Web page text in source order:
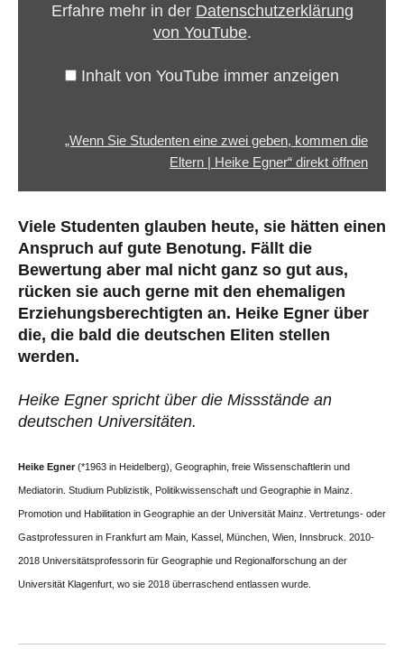
kommenErfahre mehr in der Datenschutzerklärung
von YouTube.
Inhalt von YouTube immer anzeigen
„Wenn Sie Studenten eine zwei geben, kommen die
Eltern | Heike Egner“ direkt öffnen
Viele Studenten glauben heute, sie hätten einen
Anspruch auf gute Benotung. Fällt die
Bewertung aber mal nicht ganz so gut aus,
rücken sie auch gerne mit den ehemaligen
Erziehungsberechtigten an. Heike Egner über
die, die bald die deutschen Eliten stellen
werden.
Heike Egner spricht über die Missstände an
deutschen Universitäten.
Heike Egner(*1963 in Heidelberg), Geographin, freie Wissenschaftlerin und
Mediatorin. Studium Publizistik, Politikwissenschaft und Geographie in Mainz.
Promotion und Habilitation in Geographie an der Universität Mainz. Vertretungs- oder
Gastprofessuren in Frankfurt am Main, Kassel, München, Wien, Innsbruck. 2010-
2018 Universitätsprofessorin für Geographie und Regionalforschung an der
Universität Klagenfurt, wo sie 2018 überraschend entlassen wurde.